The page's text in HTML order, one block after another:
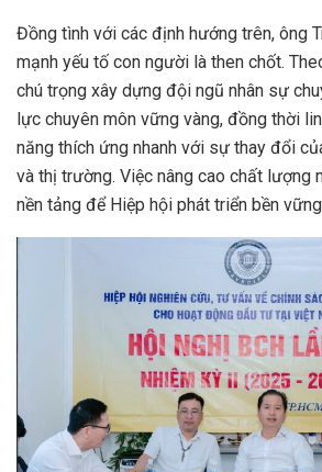
Đồng tình với các định hướng trên, ông
mạnh yếu tố con người là then chốt.
chú trọng xây dựng đội ngũ nhân sự
lực chuyên môn vững vàng, đồng thời
năng thích ứng nhanh với sự thay đổi
và thị trường. Việc nâng cao chất lượng
nền tảng để Hiệp hội phát triển bền